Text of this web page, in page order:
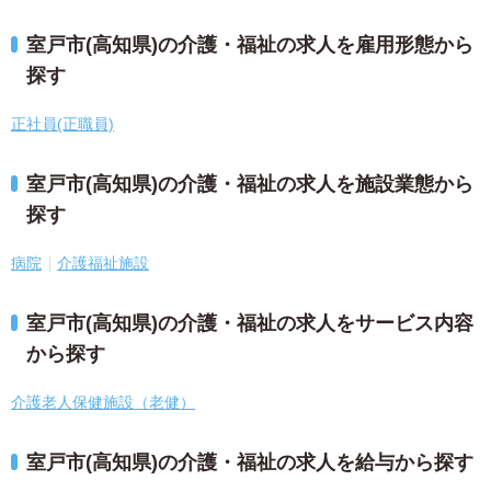
室戸市(高知県)の介護・福祉の求人を雇用形態から
探す
正社員(正職員)
室戸市(高知県)の介護・福祉の求人を施設業態から
探す
病院 介護福祉施設
室戸市(高知県)の介護・福祉の求人をサービス内容
から探す
介護老人保健施設（老健）
室戸市(高知県)の介護・福祉の求人を給与から探す